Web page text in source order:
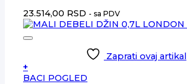
23.514,00 RSD - sa PDV
Zaprati ovaj artikal
+
BACI POGLED